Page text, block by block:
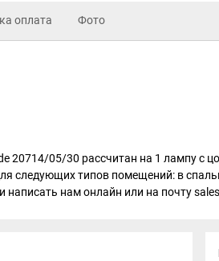
оплата Фото
20714/05/30 рассчитан на 1 лампу
следующих типов помещений: в
написать нам онлайн или на почту